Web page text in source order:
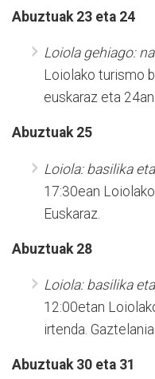
Abuztuak 23 eta 24
Loiola gehiago:
Loiolako turismo
euskaraz eta
Abuztuak 25
Loiola: basilika
17:30ean
Euskaraz.
Abuztuak 28
Loiola: basilika
12:00etan
irtenda.
Abuztuak 30 eta 31